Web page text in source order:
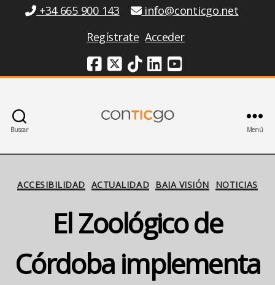
Información
+34 665 900 143
info@conticgo.net
Regístrate Acceder
Redes Sociales
Buscar Menú
Categorías
ACCESIBILIDAD ACTUALIDAD BAJA VISIÓN NOTICIAS
El Zoológico de
Córdoba implementa